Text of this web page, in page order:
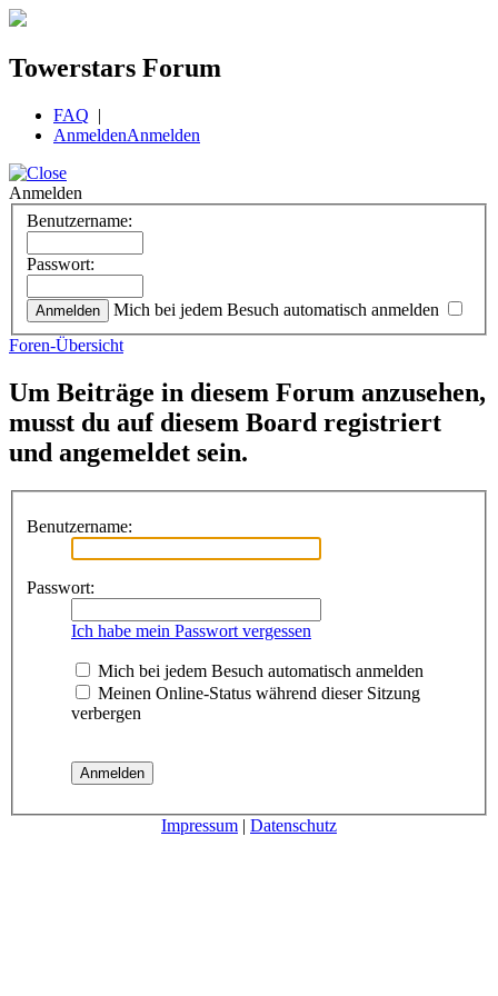
Towerstars Forum
FAQ |
AnmeldenAnmelden
Anmelden
Benutzername:
Passwort:
Mich bei jedem Besuch automatisch anmelden
Foren-Übersicht
Um Beiträge in diesem Forum anzusehen,
musst du auf diesem Board registriert
und angemeldet sein.
Benutzername:
Passwort:
Ich habe mein Passwort vergessen
Mich bei jedem Besuch automatisch anmelden
Meinen Online-Status während dieser Sitzung
verbergen
Impressum | Datenschutz